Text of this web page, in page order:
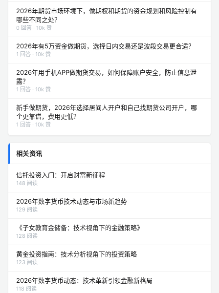
2026年期货市场环境下，做期权和期货的资金规划和风险控制有
哪些不同之处？
0 回答 · 10k 赞
2026年有5万资金做期货，选择日内交易还是波段交易更合适？
1 回答 · 10k 赞
2026年用手机APP做期货交易，如何保障账户安全，防止信息泄
露？
1 回答 · 10k 赞
新手做期货，2026年选择居间人开户和自己找期货公司开户，哪
个更靠谱，费用更低？
1 回答 · 10k 赞
相关资讯
信托投资入门：开启财富新征程
148 阅读
2026年数字货币技术动态与市场新趋势
129 阅读
《子女教育金储备：技术视角下的金融策略》
128 阅读
黄金投资指南：技术分析视角下的投资策略
123 阅读
2026年数字货币动态：技术革新引领金融新格局
118 阅读